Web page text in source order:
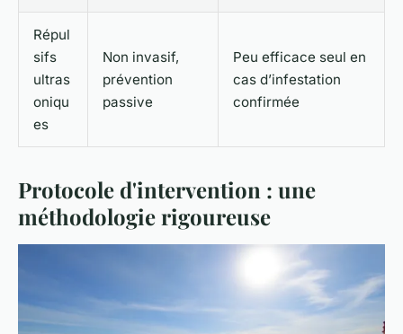
Répul
sifs
ultras
oniqu
es
Non invasif,
prévention
passive
Peu efficace seul en
cas d’infestation
confirmée
Protocole d'intervention : une
méthodologie rigoureuse